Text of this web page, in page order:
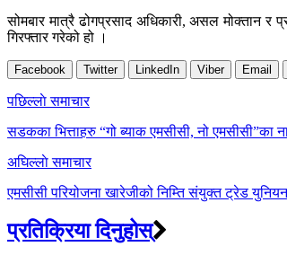
सोमबार मात्रै ढोगप्रसाद अधिकारी, असल मोक्तान र
गिरफ्तार गरेको हो ।
Facebook Twitter LinkedIn Viber Email
Post
navigation
पछिल्लाे समाचार
सडकका भित्ताहरु “गो ब्याक एमसीसी, नो एमसीसी”का
अघिल्लाे समाचार
एमसीसी परियोजना खारेजीको निम्ति संयुक्त ट्रेड
प्रतिक्रिया दिनुहोस्